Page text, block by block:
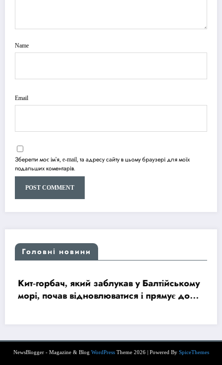
Name
Email
Зберегти моє ім'я, e-mail, та адресу сайту в цьому браузері для моїх
подальших коментарів.
Головні новини
Кит-горбач, який заблукав у Балтійському
морі, почав відновлюватися і прямує до
NewsBlogger - Magazine & Blog WordPressTheme 2026 | Powered By SpiceThemes